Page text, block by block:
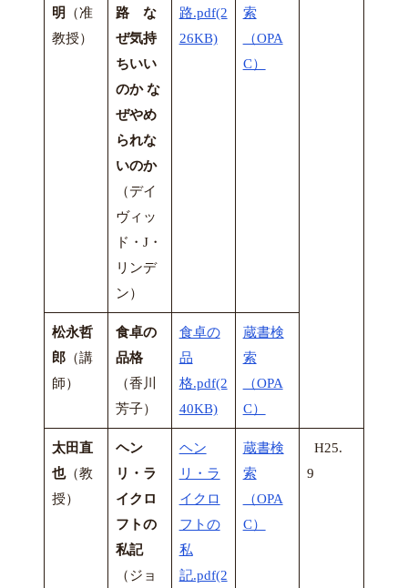
明 （准
教授）
路 な
ぜ気持
ちいい
のか な
ぜやめ
られな
いのか
（デイ
ヴィッ
ド・J・
リンデ
ン）
路.pdf(2
26KB)
索
（OPA
C）
松永哲
郎（講
師）
食卓の
品格
（香川
芳子）
食卓の
品
格.pdf(2
40KB)
蔵書検
索
（OPA
C）
太田直
也（教
授）
ヘン
リ・ラ
イクロ
フトの
私記
（ジョ
ヘン
リ・ラ
イクロ
フトの
私
記.pdf(2
蔵書検
索
（OPA
C）
H25.
9